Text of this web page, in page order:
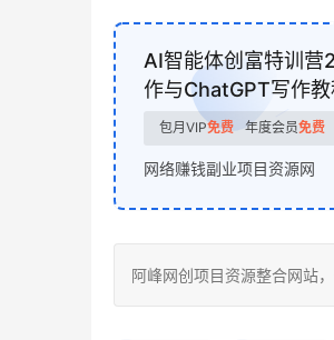
AI智能体创富特训营
作与ChatGPT写作教
包月VIP免费 年度会员免费
网络赚钱副业项目资源网
阿峰网创项目资源整合网站